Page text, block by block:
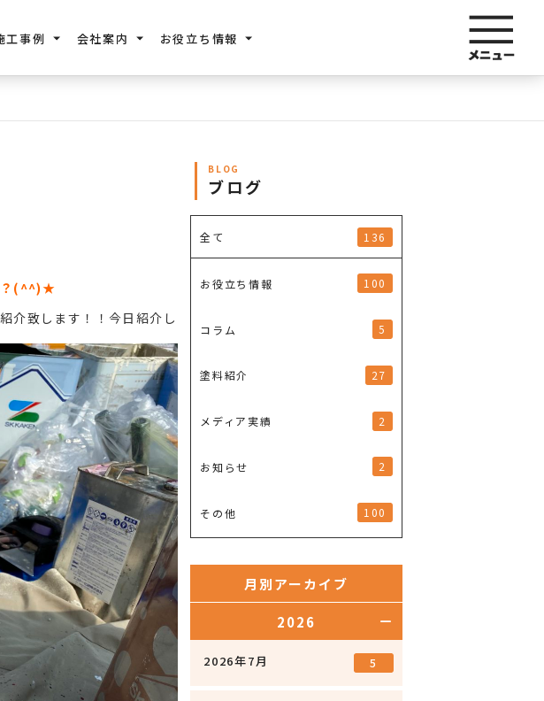
工事例 会社案内 お役立ち情報
？(^^)★
介致します！！今日紹介し
BLOG
ブログ
全て 136
お役立ち情報 100
コラム 5
塗料紹介 27
メディア実績 2
お知らせ 2
その他 100
月別アーカイブ
2026
2026年7月 5